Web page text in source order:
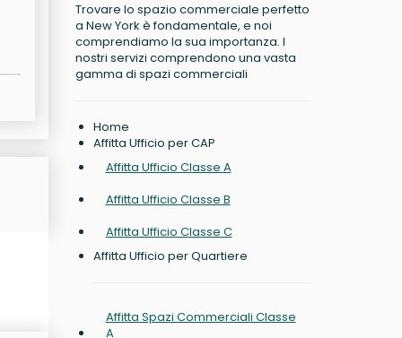
Trovare lo spazio commerciale perfetto
a New York è fondamentale, e noi
comprendiamo la sua importanza. I
nostri servizi comprendono una vasta
gamma di spazi commerciali
Home
Affitta Ufficio per CAP
Affitta Ufficio Classe A
Affitta Ufficio Classe B
Affitta Ufficio Classe C
Affitta Ufficio per Quartiere
Affitta Spazi Commerciali Classe
A